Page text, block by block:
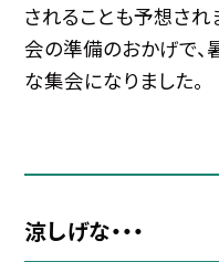
されることも予想され
会の準備のおかげで、
な集会になりました。
涼しげな・・・